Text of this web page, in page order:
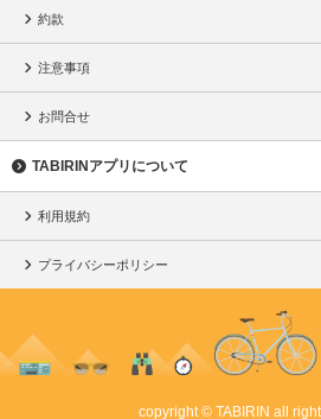
約款
注意事項
お問合せ
TABIRINアプリについて
利用規約
プライバシーポリシー
copyright © TABIRIN all